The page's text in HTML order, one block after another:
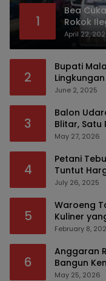
1
Bea
Rokok
April 22,
2
Bupati
Modus
June 2, 2025
3
Balon
Blitar, Satu
Serius
May 27, 2026
4
Petani
Tuntut
July 26, 2025
5
Waroeng
Kuliner
February 8,
6
Anggaran
Bangun
Bencana
May 25, 2026